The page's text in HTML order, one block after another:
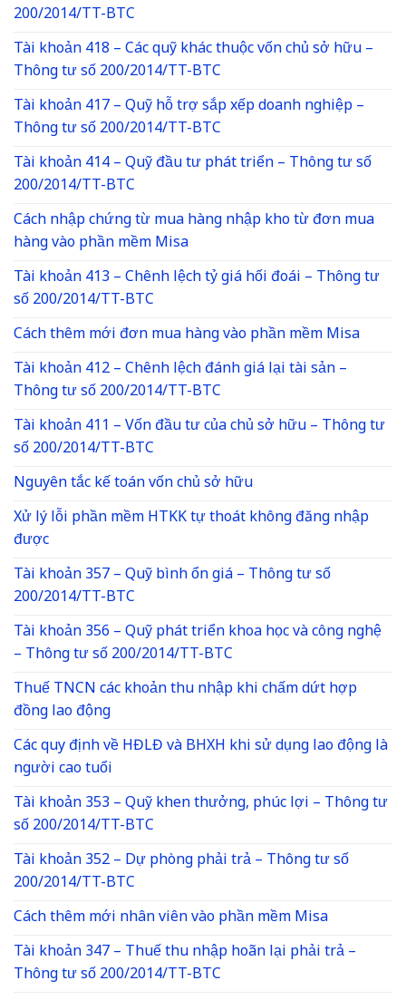
200/2014/TT-BTC
Tài khoản 418 – Các quỹ khác thuộc vốn chủ sở hữu –
Thông tư số 200/2014/TT-BTC
Tài khoản 417 – Quỹ hỗ trợ sắp xếp doanh nghiệp –
Thông tư số 200/2014/TT-BTC
Tài khoản 414 – Quỹ đầu tư phát triển – Thông tư số
200/2014/TT-BTC
Cách nhập chứng từ mua hàng nhập kho từ đơn mua
hàng vào phần mềm Misa
Tài khoản 413 – Chênh lệch tỷ giá hối đoái – Thông tư
số 200/2014/TT-BTC
Cách thêm mới đơn mua hàng vào phần mềm Misa
Tài khoản 412 – Chênh lệch đánh giá lại tài sản –
Thông tư số 200/2014/TT-BTC
Tài khoản 411 – Vốn đầu tư của chủ sở hữu – Thông tư
số 200/2014/TT-BTC
Nguyên tắc kế toán vốn chủ sở hữu
Xử lý lỗi phần mềm HTKK tự thoát không đăng nhập
được
Tài khoản 357 – Quỹ bình ổn giá – Thông tư số
200/2014/TT-BTC
Tài khoản 356 – Quỹ phát triển khoa học và công nghệ
– Thông tư số 200/2014/TT-BTC
Thuế TNCN các khoản thu nhập khi chấm dứt hợp
đồng lao động
Các quy định về HĐLĐ và BHXH khi sử dụng lao động là
người cao tuổi
Tài khoản 353 – Quỹ khen thưởng, phúc lợi – Thông tư
số 200/2014/TT-BTC
Tài khoản 352 – Dự phòng phải trả – Thông tư số
200/2014/TT-BTC
Cách thêm mới nhân viên vào phần mềm Misa
Tài khoản 347 – Thuế thu nhập hoãn lại phải trả –
Thông tư số 200/2014/TT-BTC